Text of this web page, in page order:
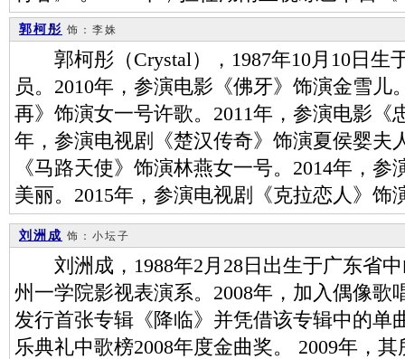
郭柯彤 饰：李姝
郭柯彤（Crystal），1987年10月10日生
员。2010年，参演电影《佛牙》饰演金雪
再》饰演女一号许歌。2011年，参演电影《
年，参演电视剧《楚汉传奇》饰演夏侯婴夫
《马路天使》饰演林燕女一号。2014年，
美丽。2015年，参演电视剧《克拉恋人》
刘洲成 饰：小坛子
刘洲成，1988年2月28日出生于广东省中
州一学院影视表演系。2008年，加入偶像歌
发行首张专辑《降临》并凭借该专辑中的单
乐典礼中歌榜2008年度金曲奖。 2009年，